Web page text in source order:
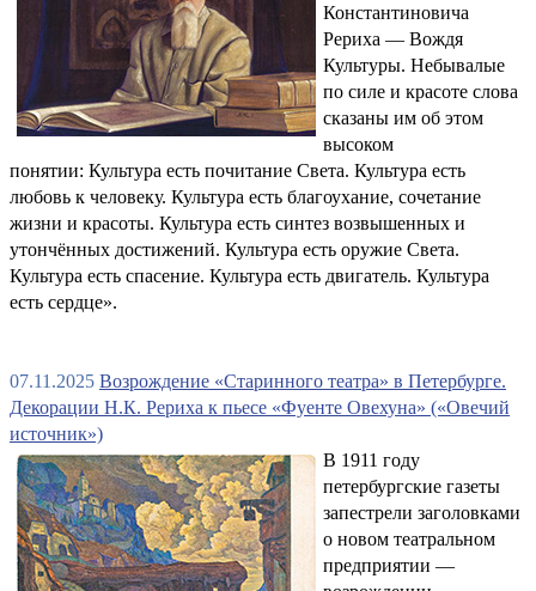
Константиновича
Рериха — Вождя
Культуры. Небывалые
по силе и красоте слова
сказаны им об этом
высоком
понятии: Культура есть почитание Света. Культура есть
любовь к человеку. Культура есть благоухание, сочетание
жизни и красоты. Культура есть синтез возвышенных и
утончённых достижений. Культура есть оружие Света.
Культура есть спасение. Культура есть двигатель. Культура
есть сердце».
07.11.2025 Возрождение «Старинного театра» в Петербурге.
Декорации Н.К. Рериха к пьесе «Фуенте Овехуна» («Овечий
источник»)
В 1911 году
петербургские газеты
запестрели заголовками
о новом театральном
предприятии —